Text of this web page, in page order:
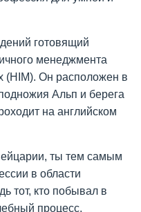
готовящий
менеджмента
(HIM). Он расположен в
Альп и берега
на английском
ты тем самым
в области
тот, кто побывал в
процесс,